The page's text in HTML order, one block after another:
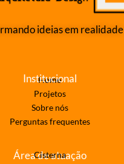
ideias em realidade
Home
Projetos
Sobre nós
Perguntas frequentes
Institucional
Área de atuação
Cisterna